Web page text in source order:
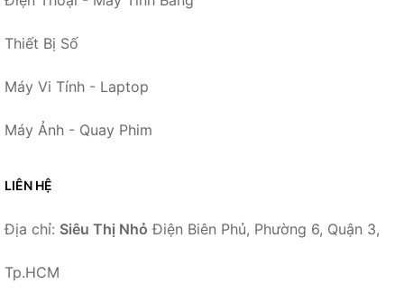
Thiết Bị Số
Máy Vi Tính - Laptop
Máy Ảnh - Quay Phim
LIÊN HỆ
Địa chỉ: Siêu Thị Nhỏ Điện Biên Phủ, Phường 6, Quận 3,
Tp.HCM